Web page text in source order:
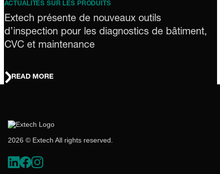
ACTUALITÉS SUR LES PRODUITS
Extech présente de nouveaux outils
d’inspection pour les diagnostics de bâtiment,
CVC et maintenance
READ MORE
2026 © Extech All rights reserved.